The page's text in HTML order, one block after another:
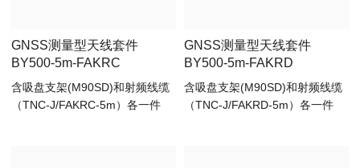
GNSS测量型天线套件
BY500-5m-FAKRC
含吸盘支架(M90SD)和射频线缆
（TNC-J/FAKRC-5m）各一件
GNSS测量型天线套件
BY500-5m-FAKRD
含吸盘支架(M90SD)和射频线缆
（TNC-J/FAKRD-5m）各一件